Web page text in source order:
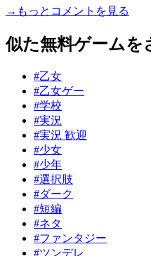
→もっとコメントを見る
似た無料ゲームを
#乙女
#乙女ゲー
#学校
#実況
#実況 歓迎
#少女
#少年
#選択肢
#ダーク
#短編
#ネタ
#ファンタジー
#ツンデレ